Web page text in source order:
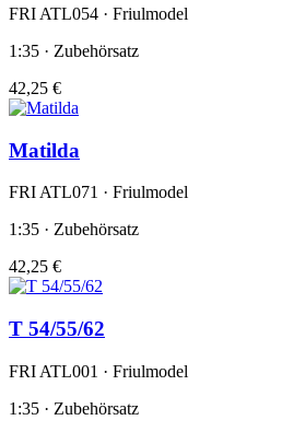
FRI ATL054 · Friulmodel
1:35 · Zubehörsatz
42,25 €
Matilda
FRI ATL071 · Friulmodel
1:35 · Zubehörsatz
42,25 €
T 54/55/62
FRI ATL001 · Friulmodel
1:35 · Zubehörsatz